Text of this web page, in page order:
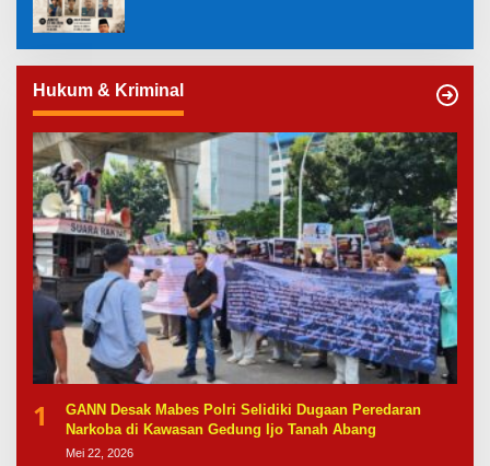
Hukum & Kriminal
1
GANN Desak Mabes Polri Selidiki Dugaan Peredaran
Narkoba di Kawasan Gedung Ijo Tanah Abang
Mei 22, 2026